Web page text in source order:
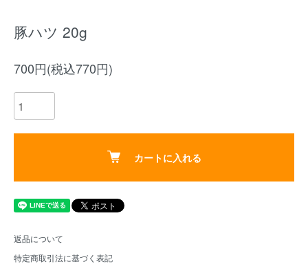
豚ハツ 20g
700円(税込770円)
カートに入れる
返品について
特定商取引法に基づく表記